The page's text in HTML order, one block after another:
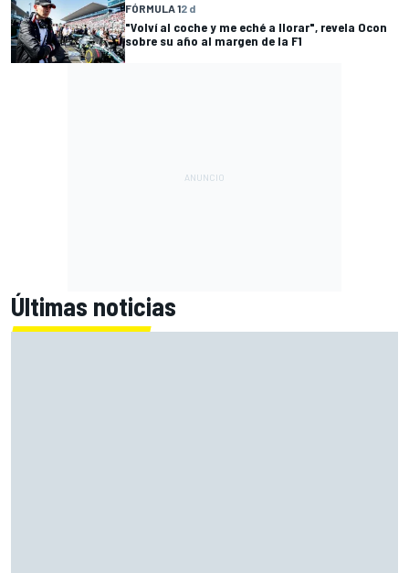
FÓRMULA 12 d
"Volví al coche y me eché a llorar", revela Ocon
sobre su año al margen de la F1
Últimas noticias